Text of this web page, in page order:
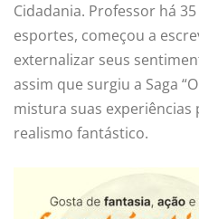
Cidadania. Professor há
esportes, começou a
externalizar seus
assim que surgiu a Saga
mistura suas experiências
realismo fantástico.